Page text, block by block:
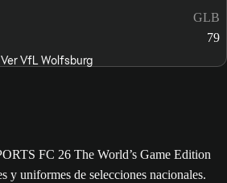
GLB
79
Ver VfL Wolfsburg